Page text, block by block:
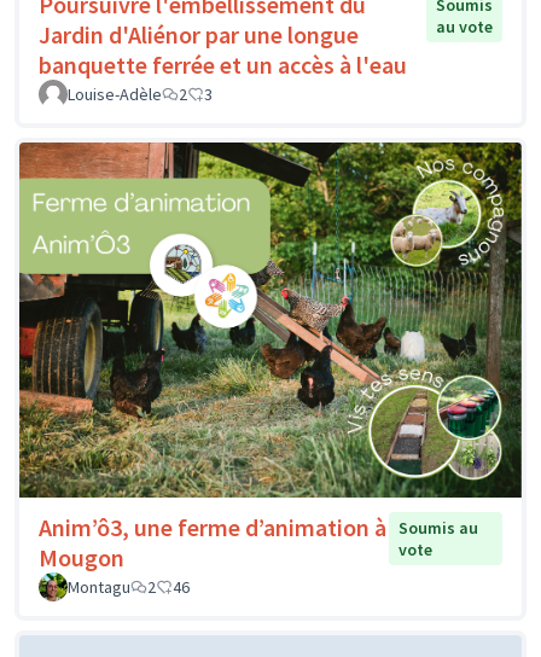
Jardin d'Aliénor par une longue
banquette ferrée et un accès à l'eau
Soumis
au vote
Louise-Adèle 2 3
Anim’ô3, une ferme d’animation à
Mougon
Soumis au
vote
Montagu
2 46